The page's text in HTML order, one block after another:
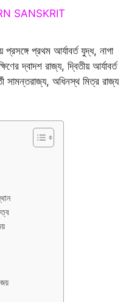
SANSKRIT
প্রথম আর্যাবর্ত যুদ্ধ, নাগা
দ্বাদশ রাজ্য, দ্বিতীয় আর্যাবর্ত
সামন্তরাজ্য, অধিনস্থ মিত্র রাজ্য